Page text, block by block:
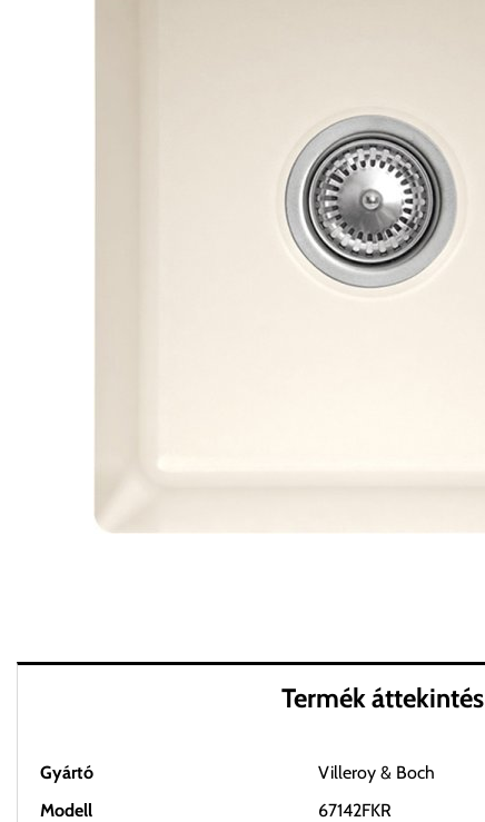
Termék áttekintés
Gyártó
Villeroy & Boch
Modell
67142FKR